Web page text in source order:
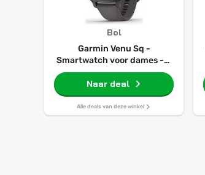
Bol
Garmin Venu Sq -
Smartwatch voor dames - 6
dagen batterij - 41 mm -
Grijs
Naar deal
Alle deals van deze winkel